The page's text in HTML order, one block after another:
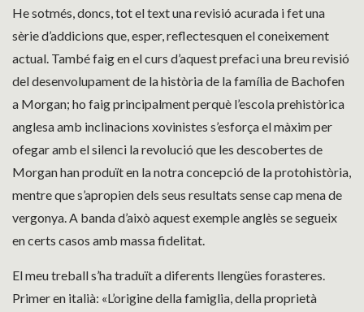
He sotmés, doncs, tot el text una revisió acurada i fet una
sèrie d’addicions que, esper, reflectesquen el coneixement
actual. També faig en el curs d’aquest prefaci una breu revisió
del desenvolupament de la història de la família de Bachofen
a Morgan; ho faig principalment perquè l’escola prehistòrica
anglesa amb inclinacions xovinistes s’esforça el màxim per
ofegar amb el silenci la revolució que les descobertes de
Morgan han produït en la notra concepció de la protohistòria,
mentre que s’apropien dels seus resultats sense cap mena de
vergonya. A banda d’això aquest exemple anglès se segueix
en certs casos amb massa fidelitat.
El meu treball s’ha traduït a diferents llengües forasteres.
Primer en italià: «L’origine della famiglia, della proprietà